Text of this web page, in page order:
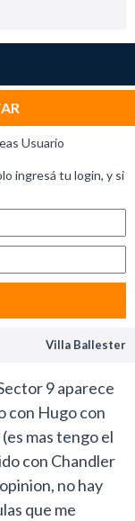
Usuario
ingresá tu login, y si
Villa Ballester
9 aparece
con Hugo con
mas tengo el
con Chandler
no hay
que me